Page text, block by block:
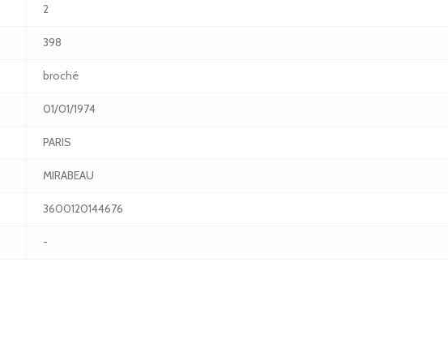
2
398
broché
01/01/1974
PARIS
MIRABEAU
3600120144676
-